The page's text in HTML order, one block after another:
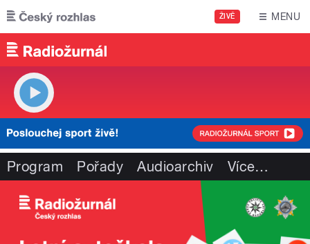
Přejít k hlavnímu obsahu
ŽIVĚ MENU
Program Pořady Audioarchiv Více…